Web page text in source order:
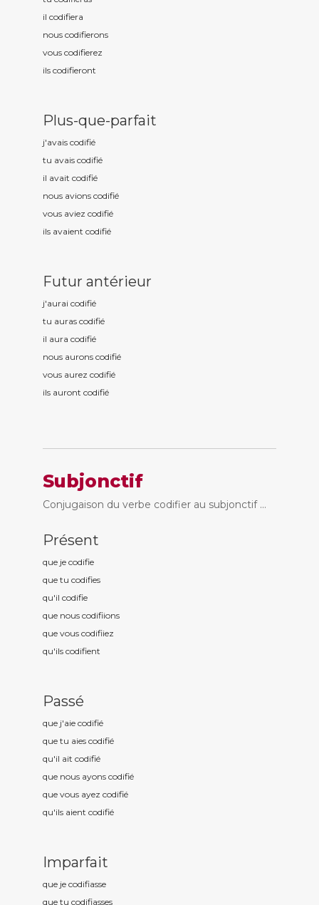
il codifiera
nous codifierons
vous codifierez
ils codifieront
Plus-que-parfait
j'avais codifié
tu avais codifié
il avait codifié
nous avions codifié
vous aviez codifié
ils avaient codifié
Futur antérieur
j'aurai codifié
tu auras codifié
il aura codifié
nous aurons codifié
vous aurez codifié
ils auront codifié
Subjonctif
Conjugaison du verbe codifier au subjonctif ...
Présent
que je codifie
que tu codifies
qu'il codifie
que nous codifiions
que vous codifiiez
qu'ils codifient
Passé
que j'aie codifié
que tu aies codifié
qu'il ait codifié
que nous ayons codifié
que vous ayez codifié
qu'ils aient codifié
Imparfait
que je codifiasse
que tu codifiasses